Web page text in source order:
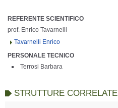
REFERENTE SCIENTIFICO
prof. Enrico Tavarnelli
Tavarnelli Enrico
PERSONALE TECNICO
Terrosi Barbara
STRUTTURE CORRELATE